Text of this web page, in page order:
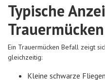
Typische
Ein Trauermücken Befall zeigt
gleichzeitig:
Kleine schwarze